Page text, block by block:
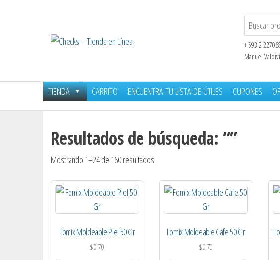
en
Línea
+ 593 2
Manuel
TIENDA CARRITO ENCUENTRA TU LISTA DE ÚTILES CUPONES
Resultados de búsqueda: “”
Mostrando 1–24 de 160 resultados
popularidad
Fomix Moldeable Piel 50 Gr
$0.70
Fomix Moldeable Cafe 50 Gr
$0.70